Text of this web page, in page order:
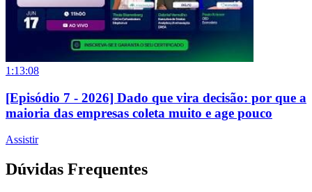
1:13:08
[Episódio 7 - 2026] Dado que vira decisão: por que a
maioria das empresas coleta muito e age pouco
Assistir
Dúvidas Frequentes